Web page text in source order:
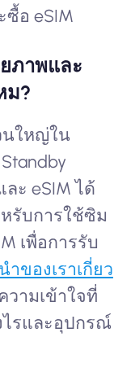
อ eSIM
ภาพและ
ม?
นใหญ่ใน
ะ eSIM ได้
รับการใช้ซิม
เพื่อการรับ
ของเราเกี่ยว
วามเข้าใจที่
รและอุปกรณ์